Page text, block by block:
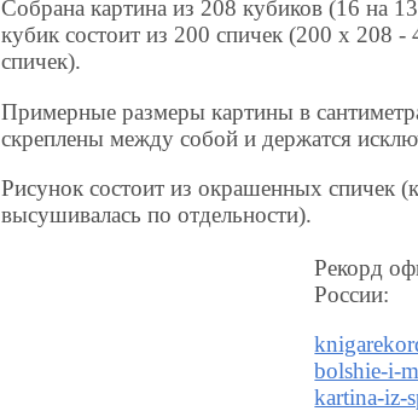
Собрана картина из 208 кубиков (16 на
кубик состоит из 200 спичек (200 х 208 -
спичек).
Примерные размеры картины в
скреплены между собой и держатся
Рисунок состоит из окрашенных спичек
высушивалась по отдельности).
Рекорд
России:
bolshie-i-
kartina-iz-